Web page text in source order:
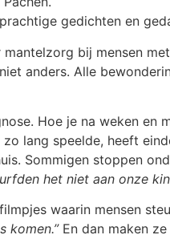
gedichten en
bij mensen
anders. Alle
Hoe je na weken
lang speelde, heeft
Sommigen stoppen
het niet aan onze
waarin mensen
komen.”En dan maken